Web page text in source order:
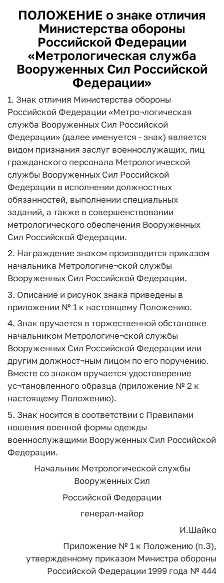
ПОЛОЖЕНИЕ о знаке отличия
Министерства обороны
Российской Федерации
«Метрологическая служба
Вооруженных Сил Российской
Федерации»
1. Знак отличия Министерства обороны
Российской Федерации «Метро¬логическая
служба Вооруженных Сил Российской
Федерации» (далее именуется - знак) является
видом признания заслуг военнослужащих, лиц
гражданского персонала Метрологической
службы Вооруженных Сил Российской
Федерации в исполнении должностных
обязанностей, выполнении специальных
заданий, а также в совершенствовании
метрологического обеспечения Вооруженных
Сил Российской Федерации.
2. Награждение знаком производится приказом
начальника Метрологиче¬ской службы
Вооруженных Сил Российской Федерации.
3. Описание и рисунок знака приведены в
приложении № 1 к настоящему Положению.
4. Знак вручается в торжественной обстановке
начальником Метрологиче¬ской службы
Вооруженных Сил Российской Федерации или
другим должност¬ным лицом по его поручению.
Вместе со знаком вручается удостоверение
ус¬тановленного образца (приложение № 2 к
настоящему Положению).
5. Знак носится в соответствии с Правилами
ношения военной формы одежды
военнослужащими Вооруженных Сил Российской
Федерации.
Начальник Метрологической службы
Вооруженных Сил
Российской Федерации
генерал-майор
И.Шайко
Приложение № 1 к Положению (п.З),
утвержденному приказом Министра обороны
Российской Федерации 1999 года № 444